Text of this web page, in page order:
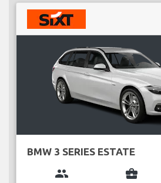
BMW 3 SERIES ESTATE
group business_center